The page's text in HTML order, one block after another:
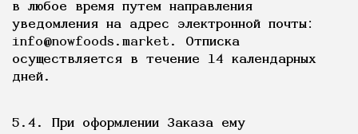
в любое время путем направления
уведомления на адрес электронной почты:
info@nowfoods.market. Отписка
осуществляется в течение 14 календарных
дней.
5.4. При оформлении Заказа ему